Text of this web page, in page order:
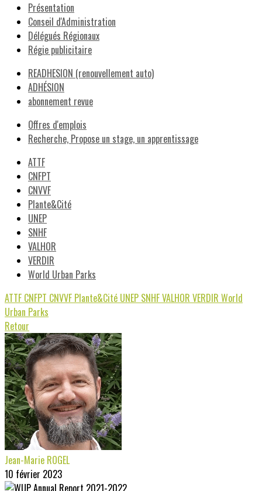
Présentation
Conseil d'Administration
Délégués Régionaux
Régie publicitaire
READHESION (renouvellement auto)
ADHÉSION
abonnement revue
Offres d'emplois
Recherche, Propose un stage, un apprentissage
ATTF
CNFPT
CNVVF
Plante&Cité
UNEP
SNHF
VALHOR
VERDIR
World Urban Parks
ATTF CNFPT CNVVF Plante&Cité UNEP SNHFVALHOR VERDIR World
Urban Parks
Retour
Jean-Marie ROGEL
10 février 2023